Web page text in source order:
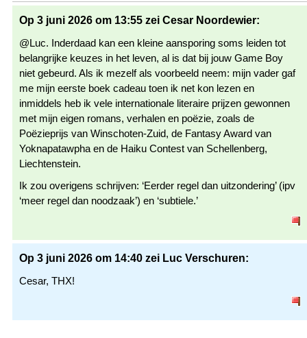
Op 3 juni 2026 om 13:55 zei Cesar Noordewier:
@Luc. Inderdaad kan een kleine aansporing soms leiden tot
belangrijke keuzes in het leven, al is dat bij jouw Game Boy
niet gebeurd. Als ik mezelf als voorbeeld neem: mijn vader gaf
me mijn eerste boek cadeau toen ik net kon lezen en
inmiddels heb ik vele internationale literaire prijzen gewonnen
met mijn eigen romans, verhalen en poëzie, zoals de
Poëzieprijs van Winschoten-Zuid, de Fantasy Award van
Yoknapatawpha en de Haiku Contest van Schellenberg,
Liechtenstein.
Ik zou overigens schrijven: ‘Eerder regel dan uitzondering’ (ipv
‘meer regel dan noodzaak’) en ‘subtiele.’
Op 3 juni 2026 om 14:40 zei Luc Verschuren:
Cesar, THX!